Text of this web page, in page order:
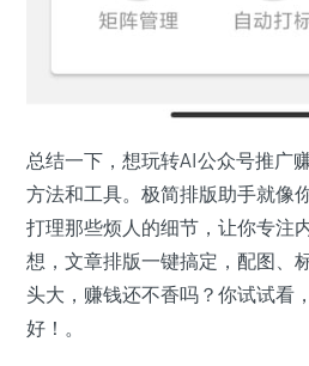
总结一下，想玩转AI公众号推广
方法和工具。极简排版助手就像
打理那些烦人的细节，让你专注
想，文章排版一键搞定，配图、
头大，赚钱还不香吗？你试试看
好！。